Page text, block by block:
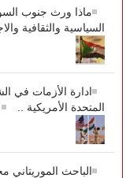
ماذا ورث جنوب
السياسية والثقافية
ادارة الأزمات في
المتحدة الأمريكية ..
الباحث